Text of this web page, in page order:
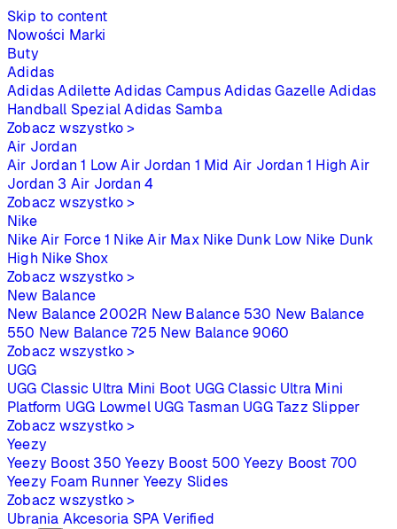
Skip to content
Nowości Marki
Buty
Adidas
Adidas Adilette Adidas Campus Adidas Gazelle Adidas
Handball Spezial Adidas Samba
Zobacz wszystko >
Air Jordan
Air Jordan 1 Low Air Jordan 1 Mid Air Jordan 1 High Air
Jordan 3 Air Jordan 4
Zobacz wszystko >
Nike
Nike Air Force 1 Nike Air Max Nike Dunk Low Nike Dunk
High Nike Shox
Zobacz wszystko >
New Balance
New Balance 2002R New Balance 530 New Balance
550 New Balance 725 New Balance 9060
Zobacz wszystko >
UGG
UGG Classic Ultra Mini Boot UGG Classic Ultra Mini
Platform UGG Lowmel UGG Tasman UGG Tazz Slipper
Zobacz wszystko >
Yeezy
Yeezy Boost 350 Yeezy Boost 500 Yeezy Boost 700
Yeezy Foam Runner Yeezy Slides
Zobacz wszystko >
Ubrania Akcesoria SPAVerified